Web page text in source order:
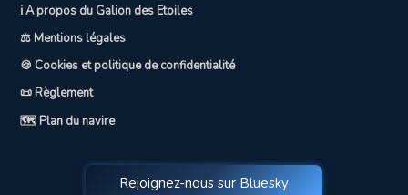
ℹ️ A propos du Galion des Etoiles
⚖️ Mentions légales
🍪 Cookies et politique de confidentialité
📜 Règlement
🗺️ Plan du navire
Rejoignez-nous sur Bluesky